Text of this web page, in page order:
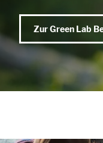
Zur Green Lab